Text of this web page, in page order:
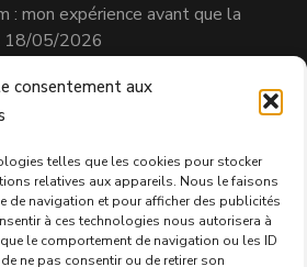
consentement aux
telles que les cookies pour stocker
relatives aux appareils. Nous le faisons
de navigation et pour afficher des publicités
à ces technologies nous autorisera à
le comportement de navigation ou les ID
ne pas consentir ou de retirer son
: mon expérience avant que la
18/05/2026